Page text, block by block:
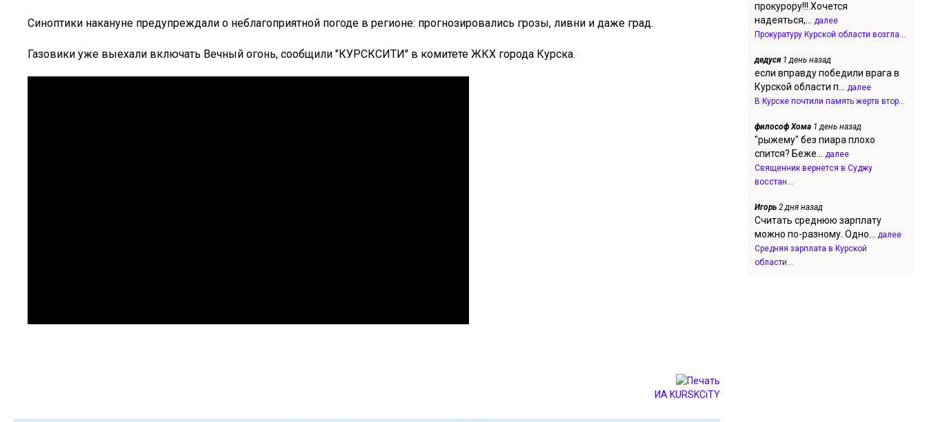
Синоптики накануне предупреждали о неблагоприятной погоде в регионе: прогнозировались грозы, ливни и даже град.
Газовики уже выехали включать Вечный огонь, сообщили "КУРСКСИТИ" в комитете ЖКХ города Курска.
ИА KURSKCiTY
прокурору!!!.Хочется
надеяться,... далее
Прокуратуру Курской области возгла...
дедуся1 день назад
если вправду победили врага в
Курской области п... далее
В Курске почтили память жертв втор...
философ Хома 1 день назад
"рыжему" без пиара плохо
спится? Беже... далее
Священник вернется в Суджу
восстан...
Игорь 2 дня назад
Считать среднюю зарплату
можно по-разному. Одно... далее
Средняя зарплата в Курской
области...